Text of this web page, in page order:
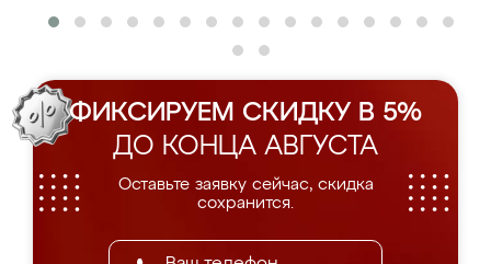
ФИКСИРУЕМ СКИДКУ В 5%
ДО КОНЦА АВГУСТА
Оставьте заявку сейчас, скидка
сохранится.